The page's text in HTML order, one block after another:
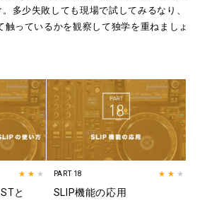
多少失敗しても現場で試してみるなり、
触っているかを観察して独学を重ねましょ
★★ ★
と
PART 18 ★★ ★
SLIP機能の応用